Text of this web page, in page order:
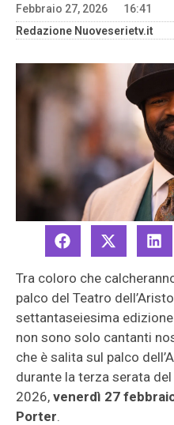
Febbraio 27, 2026
16:41
Redazione Nuoveserietv.it
Tra coloro che
palco del Teatro
settantaseiesima
non sono solo cantanti
che è salita sul palco
durante la terza serata
2026, venerdì 27
Porter.